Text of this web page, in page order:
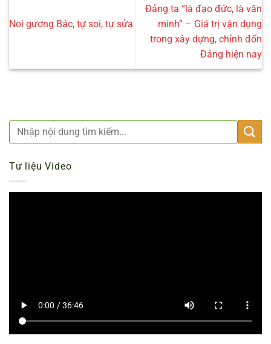
Noi gương Bác, tự soi, tự sửa
Đảng ta “là đạo đức, là văn
minh” – Giá trị vận dụng
trong xây dựng, chỉnh đốn
Đảng hiện nay
Tư liệu Video